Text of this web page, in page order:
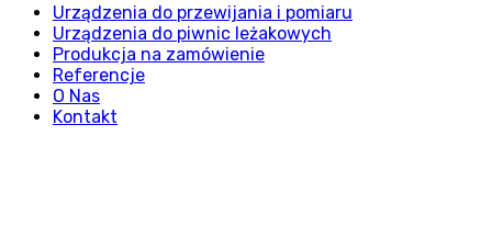
Urządzenia do przewijania i pomiaru
Urządzenia do piwnic leżakowych
Produkcja na zamówienie
Referencje
O Nas
Kontakt